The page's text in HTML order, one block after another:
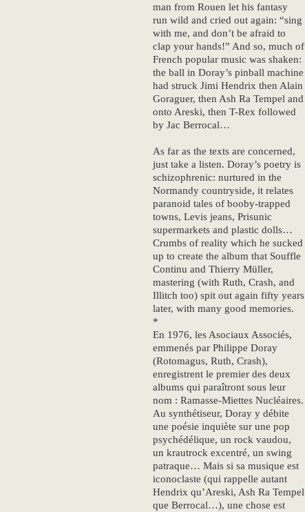
man from Rouen let his fantasy
run wild and cried out again: “sing
with me, and don’t be afraid to
clap your hands!” And so, much of
French popular music was shaken:
the ball in Doray’s pinball machine
had struck Jimi Hendrix then Alain
Goraguer, then Ash Ra Tempel and
onto Areski, then T-Rex followed
by Jac Berrocal…
As far as the texts are concerned,
just take a listen. Doray’s poetry is
schizophrenic: nurtured in the
Normandy countryside, it relates
paranoid tales of booby-trapped
towns, Levis jeans, Prisunic
supermarkets and plastic dolls…
Crumbs of reality which he sucked
up to create the album that Souffle
Continu and Thierry Müller,
mastering (with Ruth, Crash, and
Illitch too) spit out again fifty years
later, with many good memories.
*
En 1976, les Asociaux Associés,
emmenés par Philippe Doray
(Rotomagus, Ruth, Crash),
enregistrent le premier des deux
albums qui paraîtront sous leur
nom : Ramasse-Miettes Nucléaires.
Au synthétiseur, Doray y débite
une poésie inquiète sur une pop
psychédélique, un rock vaudou,
un krautrock excentré, un swing
patraque… Mais si sa musique est
iconoclaste (qui rappelle autant
Hendrix qu’Areski, Ash Ra Tempel
que Berrocal…), une chose est